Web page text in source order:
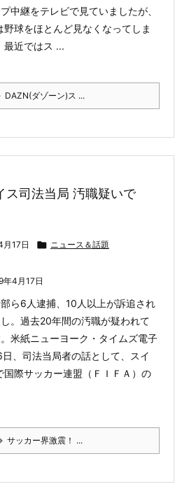
中継をテレビで見ていましたが、
球をほとんど見なくなってしま
最近ではス ...
DAZN(ダゾーン)ス ...
ス司法当局 汚職疑いで
月17日  ニュース＆話題
年4月17日
部ら6人逮捕、10人以上が訴追され
。過去20年間の汚職が疑われて
米紙ニューヨーク・タイムズ電子
、司法当局者の話として、スイ
国際サッカー連盟（ＦＩＦＡ）の
サッカー界激震！ ...